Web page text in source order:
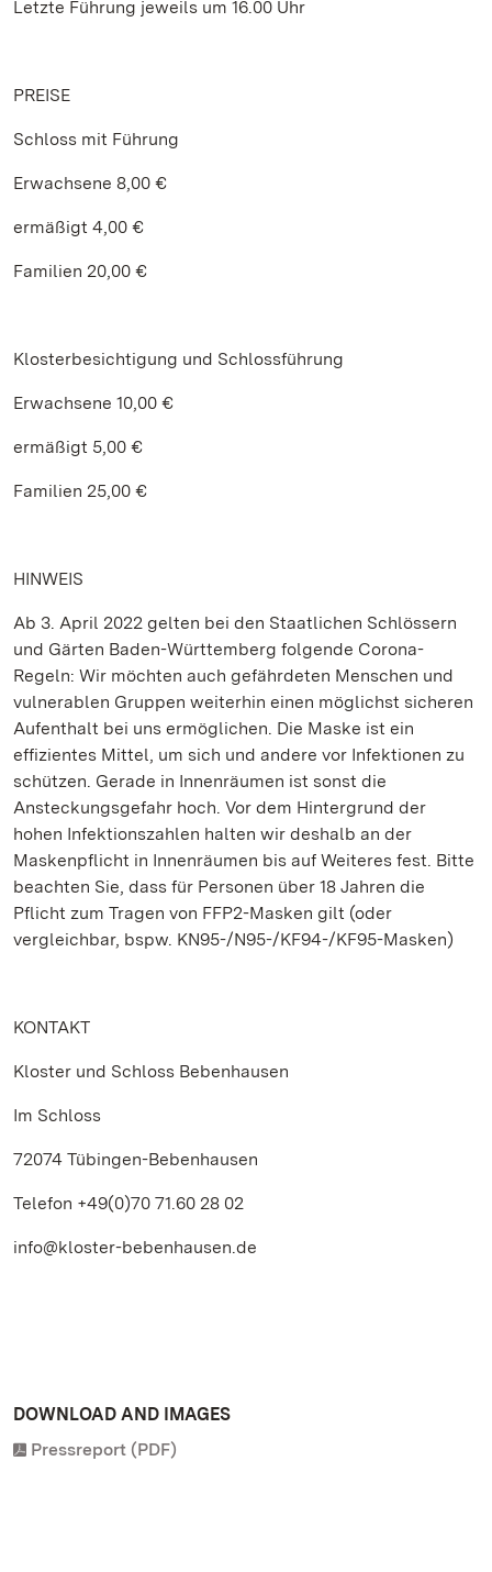
Letzte Führung jeweils um 16.00 Uhr
PREISE
Schloss mit Führung
Erwachsene 8,00 €
ermäßigt 4,00 €
Familien 20,00 €
Klosterbesichtigung und Schlossführung
Erwachsene 10,00 €
ermäßigt 5,00 €
Familien 25,00 €
HINWEIS
Ab 3. April 2022 gelten bei den Staatlichen Schlössern
und Gärten Baden-Württemberg folgende Corona-
Regeln: Wir möchten auch gefährdeten Menschen und
vulnerablen Gruppen weiterhin einen möglichst sicheren
Aufenthalt bei uns ermöglichen. Die Maske ist ein
effizientes Mittel, um sich und andere vor Infektionen zu
schützen. Gerade in Innenräumen ist sonst die
Ansteckungsgefahr hoch. Vor dem Hintergrund der
hohen Infektionszahlen halten wir deshalb an der
Maskenpflicht in Innenräumen bis auf Weiteres fest. Bitte
beachten Sie, dass für Personen über 18 Jahren die
Pflicht zum Tragen von FFP2-Masken gilt (oder
vergleichbar, bspw. KN95-/N95-/KF94-/KF95-Masken)
KONTAKT
Kloster und Schloss Bebenhausen
Im Schloss
72074 Tübingen-Bebenhausen
Telefon +49(0)70 71.60 28 02
info@kloster-bebenhausen.de
DOWNLOAD AND IMAGES
Pressreport (PDF)